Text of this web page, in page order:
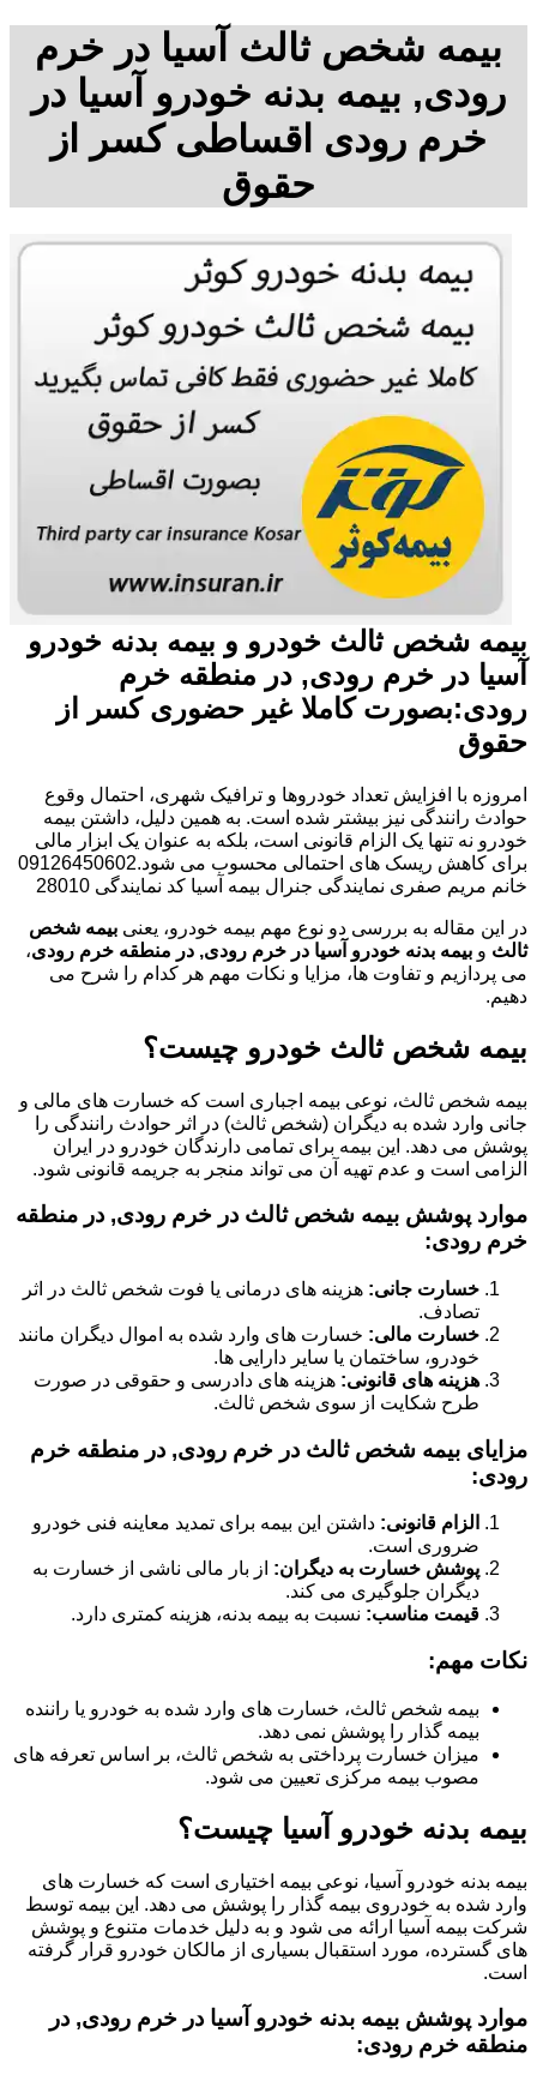
بیمه شخص ثالث آسیا در خرم
رودی, بیمه بدنه خودرو آسیا در
خرم رودی اقساطی کسر از
حقوق
بیمه شخص ثالث خودرو و بیمه بدنه خودرو
آسیا در خرم رودی, در منطقه خرم
رودی:بصورت کاملا غیر حضوری کسر از
حقوق
امروزه با افزایش تعداد خودروها و ترافیک شهری، احتمال وقوع
حوادث رانندگی نیز بیشتر شده است. به همین دلیل، داشتن بیمه
خودرو نه تنها یک الزام قانونی است، بلکه به عنوان یک ابزار مالی
برای کاهش ریسک های احتمالی محسوب می شود.09126450602
خانم مریم صفری نمایندگی جنرال بیمه آسیا کد نمایندگی 28010
در این مقاله به بررسی دو نوع مهم بیمه خودرو، یعنی بیمه شخص
ثالث و بیمه بدنه خودرو آسیا در خرم رودی, در منطقه خرم رودی،
می پردازیم و تفاوت ها، مزایا و نکات مهم هر کدام را شرح می
دهیم.
بیمه شخص ثالث خودرو چیست؟
بیمه شخص ثالث، نوعی بیمه اجباری است که خسارت های مالی و
جانی وارد شده به دیگران (شخص ثالث) در اثر حوادث رانندگی را
پوشش می دهد. این بیمه برای تمامی دارندگان خودرو در ایران
الزامی است و عدم تهیه آن می تواند منجر به جریمه قانونی شود.
موارد پوشش بیمه شخص ثالث در خرم رودی, در منطقه
خرم رودی:
خسارت جانی: هزینه های درمانی یا فوت شخص ثالث در اثر
تصادف.
خسارت مالی: خسارت های وارد شده به اموال دیگران مانند
خودرو، ساختمان یا سایر دارایی ها.
هزینه های قانونی: هزینه های دادرسی و حقوقی در صورت
طرح شکایت از سوی شخص ثالث.
مزایای بیمه شخص ثالث در خرم رودی, در منطقه خرم
رودی:
الزام قانونی: داشتن این بیمه برای تمدید معاینه فنی خودرو
ضروری است.
پوشش خسارت به دیگران: از بار مالی ناشی از خسارت به
دیگران جلوگیری می کند.
قیمت مناسب: نسبت به بیمه بدنه، هزینه کمتری دارد.
نکات مهم:
بیمه شخص ثالث، خسارت های وارد شده به خودرو یا راننده
بیمه گذار را پوشش نمی دهد.
میزان خسارت پرداختی به شخص ثالث، بر اساس تعرفه های
مصوب بیمه مرکزی تعیین می شود.
بیمه بدنه خودرو آسیا چیست؟
بیمه بدنه خودرو آسیا، نوعی بیمه اختیاری است که خسارت های
وارد شده به خودروی بیمه گذار را پوشش می دهد. این بیمه توسط
شرکت بیمه آسیا ارائه می شود و به دلیل خدمات متنوع و پوشش
های گسترده، مورد استقبال بسیاری از مالکان خودرو قرار گرفته
است.
موارد پوشش بیمه بدنه خودرو آسیا در خرم رودی, در
منطقه خرم رودی: